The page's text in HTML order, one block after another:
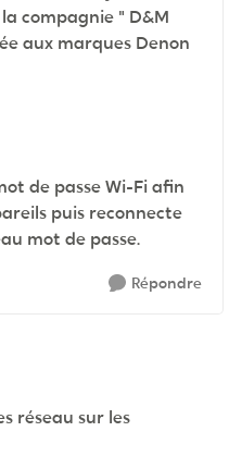
compagnie " D&M
aux marques Denon
de passe Wi-Fi afin
puis reconnecte
mot de passe.
Répondre
réseau sur les